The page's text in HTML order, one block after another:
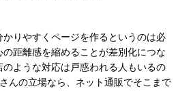
りやすくページを作るというのは必
距離感を縮めることが差別化につな
ような対応は戸惑われる人もいるの
んの立場なら、ネット通販でそこまで